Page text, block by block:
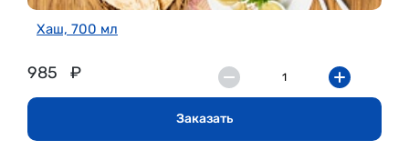
Хаш, 700 мл
985 ₽
Заказать